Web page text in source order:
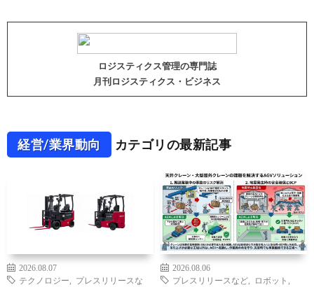
ロジスティクス管理の専門誌
月刊ロジスティクス・ビジネス
経営/業界動向 カテゴリの最新記事
2026.08.07
テクノロジー
プレスリリースな
2026.08.06
プレスリリースなど
ロボット